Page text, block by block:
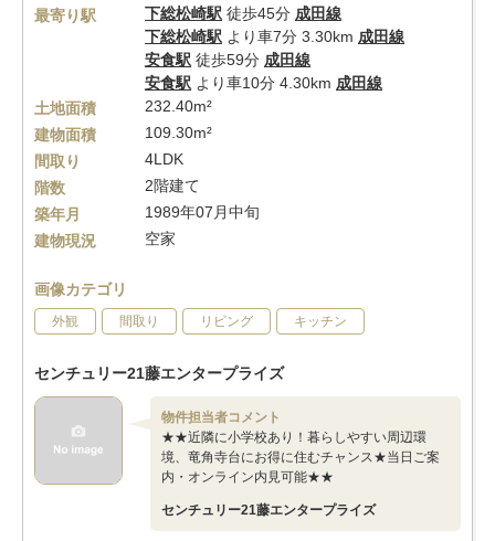
最寄り駅
下総松崎駅 徒歩45分 成田線
下総松崎駅 より車7分 3.30km 成田線
安食駅 徒歩59分 成田線
安食駅 より車10分 4.30km 成田線
土地面積
232.40m²
建物面積
109.30m²
間取り
4LDK
階数
2階建て
築年月
1989年07月中旬
建物現況
空家
画像カテゴリ
外観 間取り リビング キッチン
センチュリー21藤エンタープライズ
物件担当者コメント
★★近隣に小学校あり！暮らしやすい周辺環
境、竜角寺台にお得に住むチャンス★当日ご案
内・オンライン内見可能★★
センチュリー21藤エンタープライズ